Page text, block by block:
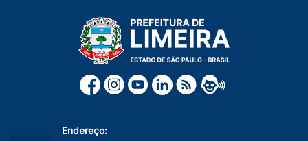
Endereço: